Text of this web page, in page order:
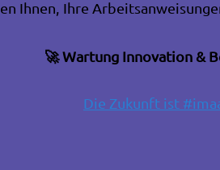
Ihnen, Ihre
🚀Wartung Innovation &
Die Zukunft ist